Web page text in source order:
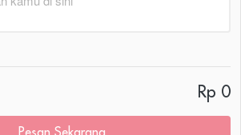
Rp 0
`
Pesan Sekarang